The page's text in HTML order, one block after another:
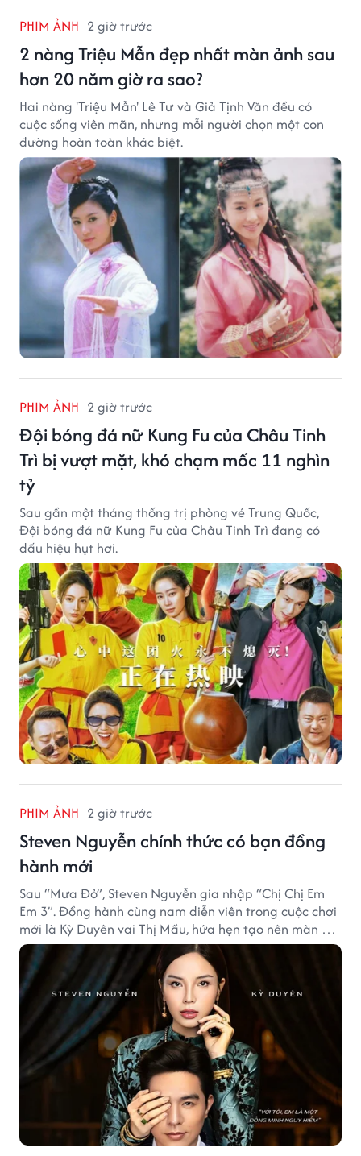
PHIM ẢNH 2 giờ trước
2 nàng Triệu Mẫn đẹp nhất màn ảnh sau
hơn 20 năm giờ ra sao?
Hai nàng 'Triệu Mẫn' Lê Tư và Giả Tịnh Văn đều có
cuộc sống viên mãn, nhưng mỗi người chọn một con
đường hoàn toàn khác biệt.
PHIM ẢNH 2 giờ trước
Đội bóng đá nữ Kung Fu của Châu Tinh
Trì bị vượt mặt, khó chạm mốc 11 nghìn
tỷ
Sau gần một tháng thống trị phòng vé Trung Quốc,
Đội bóng đá nữ Kung Fu của Châu Tinh Trì đang có
dấu hiệu hụt hơi.
PHIM ẢNH 2 giờ trước
Steven Nguyễn chính thức có bạn đồng
hành mới
Sau “Mưa Đỏ”, Steven Nguyễn gia nhập “Chị Chị Em
Em 3”. Đồng hành cùng nam diễn viên trong cuộc chơi
mới là Kỳ Duyên vai Thị Mầu, hứa hẹn tạo nên màn kết
hợp nhiều bất ngờ.